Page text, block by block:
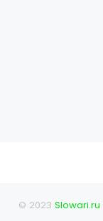
© 2023 Slowari.ru